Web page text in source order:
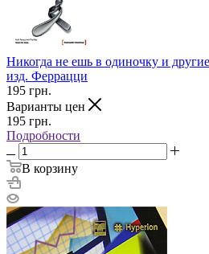
Никогда не ешь в одиночку и
изд. Феррацци
195 грн.
Варианты цен
195 грн.
Подробности
В корзину